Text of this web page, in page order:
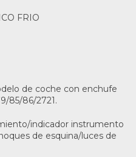
FRIO
de coche con enchufe
85/86/2721.
indicador instrumento
de esquina/luces de